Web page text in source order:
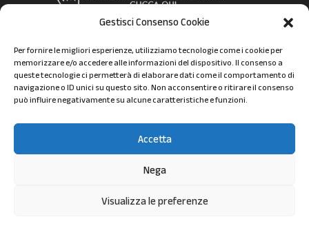
Gestisci Consenso Cookie
Per fornire le migliori esperienze, utilizziamo tecnologie come i cookie per
memorizzare e/o accedere alle informazioni del dispositivo. Il consenso a
queste tecnologie ci permetterà di elaborare dati come il comportamento di
navigazione o ID unici su questo sito. Non acconsentire o ritirare il consenso
può influire negativamente su alcune caratteristiche e funzioni.
Accetta
Nega
Visualizza le preferenze
Seguici!
Autoriparazioni Simioni | P.iva 06205090019 |